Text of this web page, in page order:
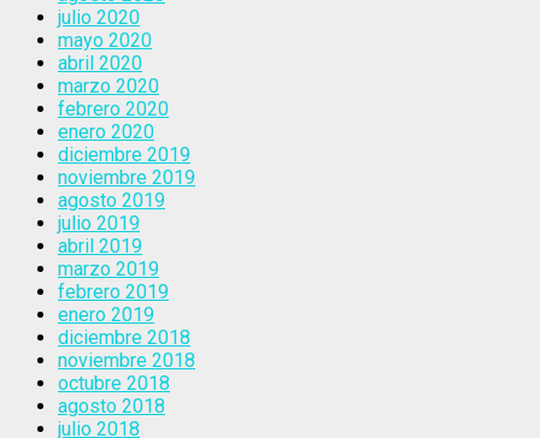
julio 2020
mayo 2020
abril 2020
marzo 2020
febrero 2020
enero 2020
diciembre 2019
noviembre 2019
agosto 2019
julio 2019
abril 2019
marzo 2019
febrero 2019
enero 2019
diciembre 2018
noviembre 2018
octubre 2018
agosto 2018
julio 2018